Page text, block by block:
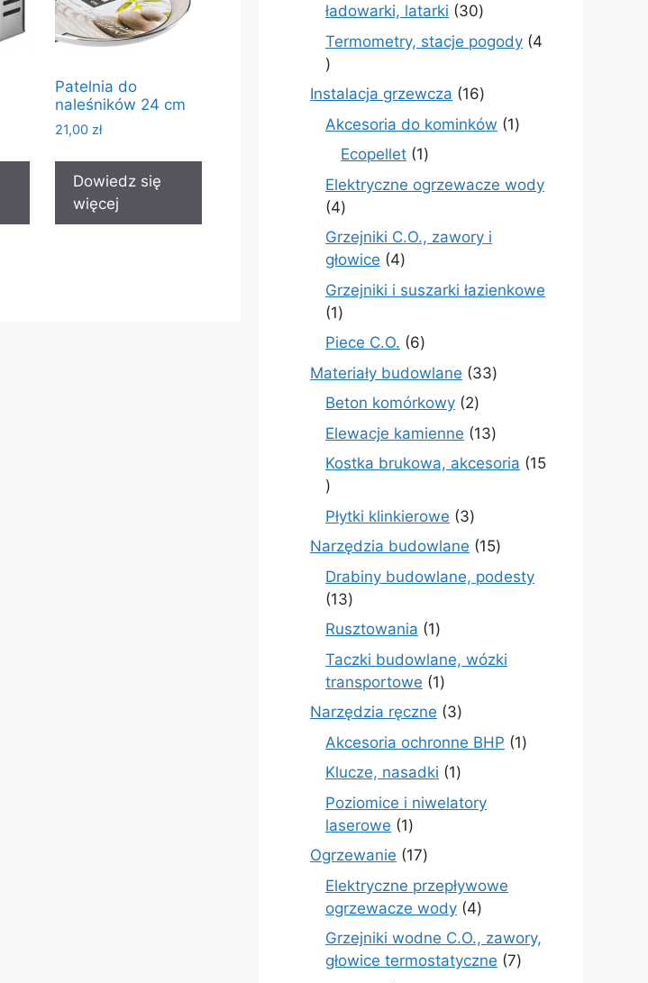
Patelnia do
naleśników 24 cm
21,00 zł
Dowiedz się
więcej
ładowarki, latarki
3030
produktów
Termometry, stacje pogody 4
4
produkty
Instalacja grzewcza 1616
produktów
Akcesoria do kominków 11
Ecopellet 11
Elektryczne ogrzewacze wody
44
produkty
Grzejniki C.O., zawory i
głowice
44
produkty
Grzejniki i suszarki łazienkowe
11
produkt
Piece C.O. 66
produktów
Materiały budowlane 3333
Beton komórkowy 22
produkty
Elewacje kamienne 1313
produktów
Kostka brukowa, akcesoria
15
15
produktów
Płytki klinkierowe 33
produkty
Narzędzia budowlane 1515
produktów
Drabiny budowlane, podesty
1313
produktów
Rusztowania 11
produkt
Taczki budowlane, wózki
transportowe
11
produkt
Narzędzia ręczne 33
produkty
Akcesoria ochronne BHP 11
Klucze, nasadki 11
produkt
Poziomice i niwelatory
laserowe
11
produkt
Ogrzewanie 1717
produktów
Elektryczne przepływowe
ogrzewacze wody 44
Grzejniki wodne C.O., zawory,
głowice termostatyczne 77